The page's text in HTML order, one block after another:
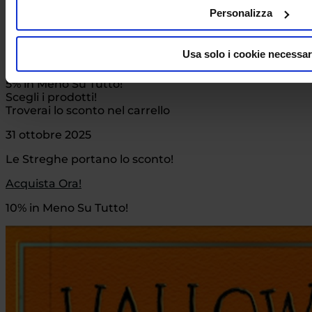
Personalizza
Usa solo i cookie
oggi è il giorno dei numeri 1!
5% in Meno Su Tutto!
Scegli i prodotti!
Troverai lo sconto nel carrello
31 ottobre 2025
Le Streghe portano lo sconto!
Acquista Ora!
10% in Meno Su Tutto!